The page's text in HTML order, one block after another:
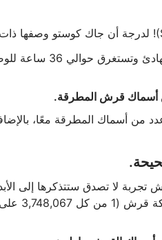
تقع هذه الجزيرة غير
أسماك قرش المطرقة.
من أسماك المطرقة معًا،
لا تصدق ستتذكرها إلى
أنه